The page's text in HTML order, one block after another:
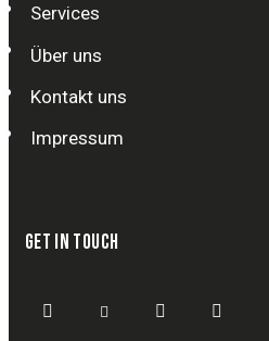
Services
Über uns
Kontakt uns
Impressum
GET IN TOUCH